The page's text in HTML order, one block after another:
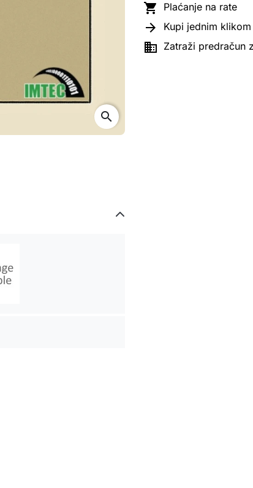
search
 Plaćanje na rate
 Kupi jednim klikom
 Zatraži predračun